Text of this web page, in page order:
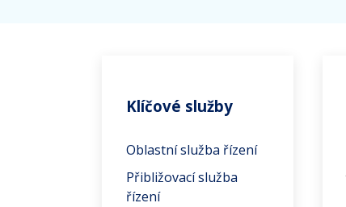
Klíčové služby
Oblastní služba řízení
Přibližovací služba
řízení